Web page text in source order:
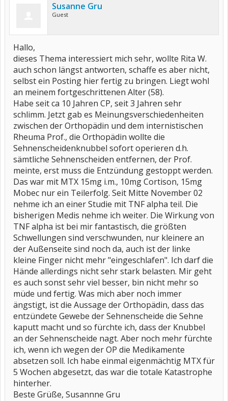
Susanne Gru
Guest
Hallo,
dieses Thema interessiert mich sehr, wollte Rita W.
auch schon längst antworten, schaffe es aber nicht,
selbst ein Posting hier fertig zu bringen. Liegt wohl
an meinem fortgeschrittenen Alter (58).
Habe seit ca 10 Jahren CP, seit 3 Jahren sehr
schlimm. Jetzt gab es Meinungsverschiedenheiten
zwischen der Orthopädin und dem internistischen
Rheuma Prof., die Orthopädin wollte die
Sehnenscheidenknubbel sofort operieren d.h.
sämtliche Sehnenscheiden entfernen, der Prof.
meinte, erst muss die Entzündung gestoppt werden.
Das war mit MTX 15mg i.m., 10mg Cortison, 15mg
Mobec nur ein Teilerfolg. Seit Mitte November 02
nehme ich an einer Studie mit TNF alpha teil. Die
bisherigen Medis nehme ich weiter. Die Wirkung von
TNF alpha ist bei mir fantastisch, die größten
Schwellungen sind verschwunden, nur kleinere an
der Außenseite sind noch da, auch ist der linke
kleine Finger nicht mehr "eingeschlafen". Ich darf die
Hände allerdings nicht sehr stark belasten. Mir geht
es auch sonst sehr viel besser, bin nicht mehr so
müde und fertig. Was mich aber noch immer
ängstigt, ist die Aussage der Orthopädin, dass das
entzündete Gewebe der Sehnenscheide die Sehne
kaputt macht und so fürchte ich, dass der Knubbel
an der Sehnenscheide nagt. Aber noch mehr fürchte
ich, wenn ich wegen der OP die Medikamente
absetzen soll. Ich habe einmal eigenmächtig MTX für
5 Wochen abgesetzt, das war die totale Katastrophe
hinterher.
Beste Grüße, Susannne Gru